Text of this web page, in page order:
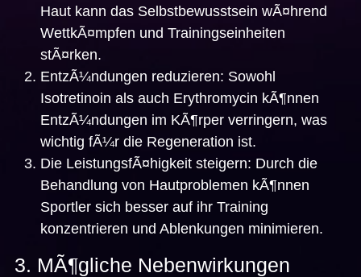
Haut kann das Selbstbewusstsein wÃ¤hrend
WettkÃ¤mpfen und Trainingseinheiten
stÃ¤rken.
EntzÃ¼ndungen reduzieren: Sowohl
Isotretinoin als auch Erythromycin kÃ¶nnen
EntzÃ¼ndungen im KÃ¶rper verringern, was
wichtig fÃ¼r die Regeneration ist.
Die LeistungsfÃ¤higkeit steigern: Durch die
Behandlung von Hautproblemen kÃ¶nnen
Sportler sich besser auf ihr Training
konzentrieren und Ablenkungen minimieren.
3. MÃ¶gliche Nebenwirkungen